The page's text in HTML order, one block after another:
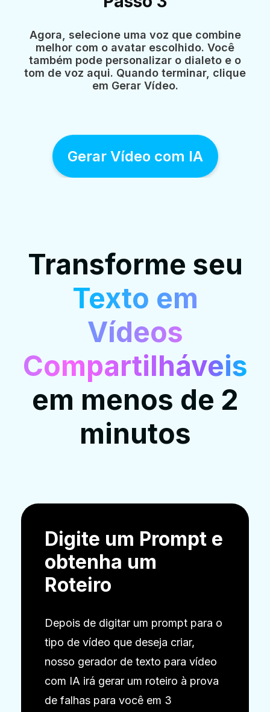
Agora, selecione uma voz que combine
melhor com o avatar escolhido. Você
também pode personalizar o dialeto e o
tom de voz aqui. Quando terminar, clique
em Gerar Vídeo.
Gerar Vídeo com IA
Transforme seu
Texto em
Vídeos
Compartilháveis
em menos de 2
minutos
Digite um Prompt e
obtenha um
Roteiro
Depois de digitar um prompt para o
tipo de vídeo que deseja criar,
nosso gerador de texto para vídeo
com IA irá gerar um roteiro à prova
de falhas para você em 3